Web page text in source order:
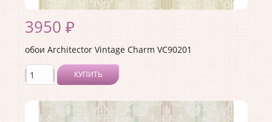
3950 ₽
обои Architector Vintage Charm VC90201
КУПИТЬ
Коллекция:Vintage Charm
Длина рулона:
10.05